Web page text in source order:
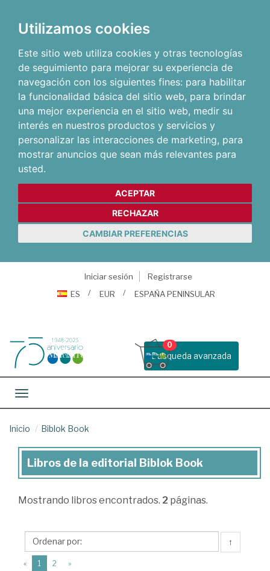
Utilizamos cookies
Este sitio web utiliza cookies y otras tecnologías
de seguimiento para mejorar su experiencia de
navegación con los siguientes fines: para habilitar
la funcionalidad básica del sitio web, para brindar
una mejor experiencia en el sitio web, medir su
interés en nuestros productos y servicios y
personalizar las interacciones de marketing, para
mostrar anuncios que sean más relevantes para
usted.
ACEPTAR
RECHAZAR
CAMBIAR PREFERENCIAS
Iniciar sesión
Registrarse
ES
EUR ESPAÑA PENINSULAR
Busqueda avanzada
0
Toggle navigation
Inicio Biblok Book
Libros
la
Biblok
Book
Libros de la editorial Biblok Book
Mostrando libros encontrados. 2 páginas.
↑
« 1 (current)
2 »